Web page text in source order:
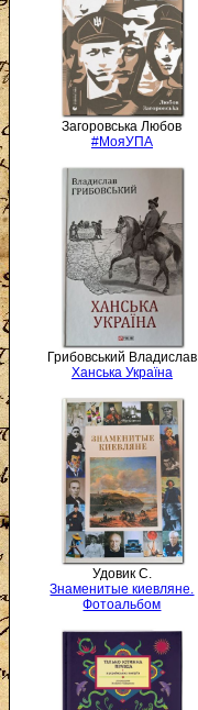
Загоровська Любов
#МояУПА
Грибовський Владислав
Ханська Україна
Удовик С.
Знаменитые киевляне.
Фотоальбом